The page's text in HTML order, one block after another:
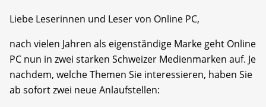
Liebe Leserinnen und Leser von Online PC,
nach vielen Jahren als eigenständige Marke geht Online
PC nun in zwei starken Schweizer Medienmarken auf. Je
nachdem, welche Themen Sie interessieren, haben Sie
ab sofort zwei neue Anlaufstellen: